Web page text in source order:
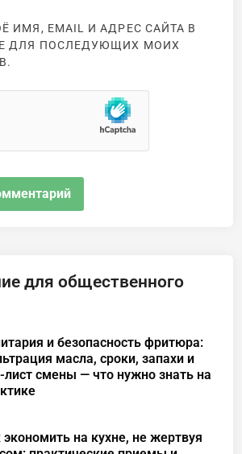
ИМЯ, EMAIL И АДРЕС САЙТА В
ДЛЯ ПОСЛЕДУЮЩИХ МОИХ
для общественного
и безопасность фритюра:
масла, сроки, запахи и
лист смены — что нужно знать на
экономить на кухне, не жертвуя